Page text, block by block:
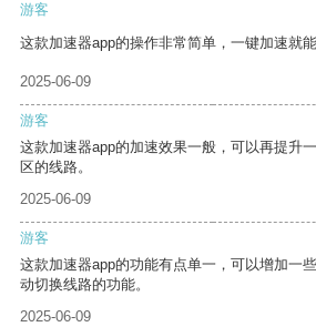
游客
这款加速器app的操作非常简单，一键加速就
2025-06-09
游客
这款加速器app的加速效果一般，可以再提升
区的线路。
2025-06-09
游客
这款加速器app的功能有点单一，可以增加一
动切换线路的功能。
2025-06-09